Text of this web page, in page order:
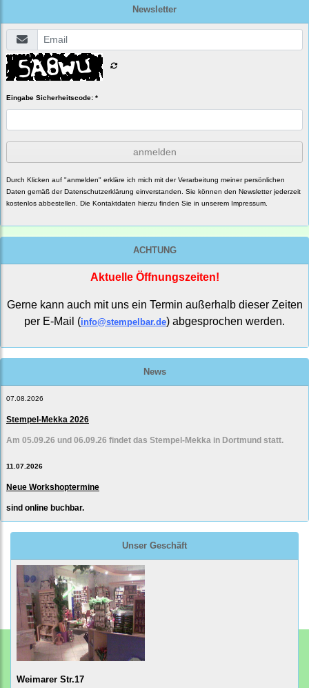
Newsletter
Eingabe Sicherheitscode: *
anmelden
Durch Klicken auf "anmelden" erkläre ich mich mit der Verarbeitung meiner persönlichen
Daten gemäß derDatenschutzerklärung einverstanden. Sie können den Newsletter jederzeit
kostenlos abbestellen. Die Kontaktdaten hierzu finden Sie in unserem Impressum.
ACHTUNG
Aktuelle Öffnungszeiten!
Gerne kann auch mit uns ein Termin außerhalb dieser Zeiten
per E-Mail (info@stempelbar.de) abgesprochen werden.
News
07.08.2026
Stempel-Mekka 2026
Am 05.09.26 und 06.09.26 findet das Stempel-Mekka in Dortmund statt.
11.07.2026
Neue Workshoptermine
sind online buchbar.
Unser Geschäft
Weimarer Str.17